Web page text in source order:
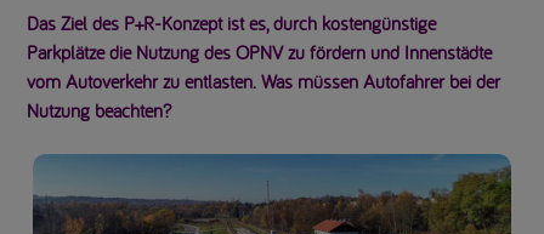
Das Ziel des P+R-Konzept ist es, durch kostengünstige
Parkplätze die Nutzung des ÖPNV zu fördern und Innenstädte
vom Autoverkehr zu entlasten. Was müssen Autofahrer bei der
Nutzung beachten?